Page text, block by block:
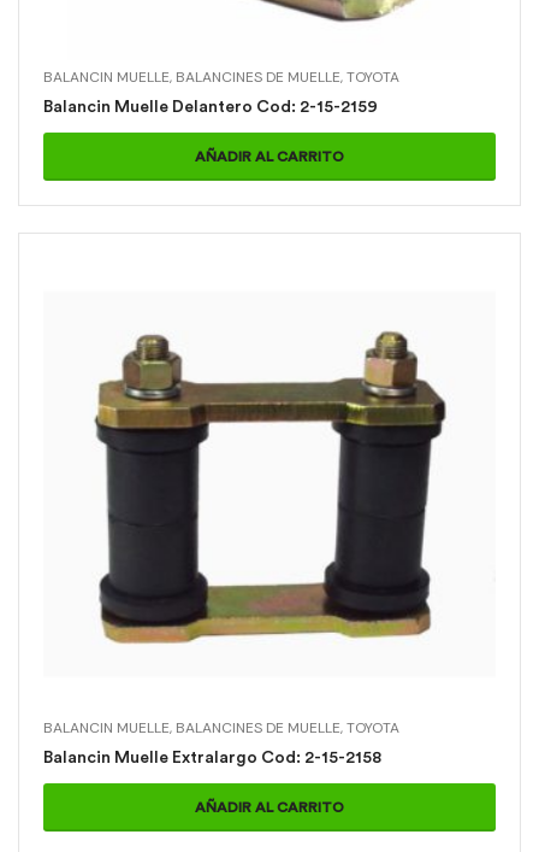
BALANCIN MUELLE, BALANCINES DE MUELLE,TOYOTA
Balancin Muelle Delantero Cod: 2-15-2159
AÑADIR AL CARRITO
BALANCIN MUELLE, BALANCINES DE MUELLE,TOYOTA
Balancin Muelle Extralargo Cod: 2-15-2158
AÑADIR AL CARRITO